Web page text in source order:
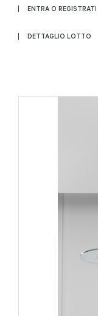
ENTRA O REGISTRATI
DETTAGLIO LOTTO